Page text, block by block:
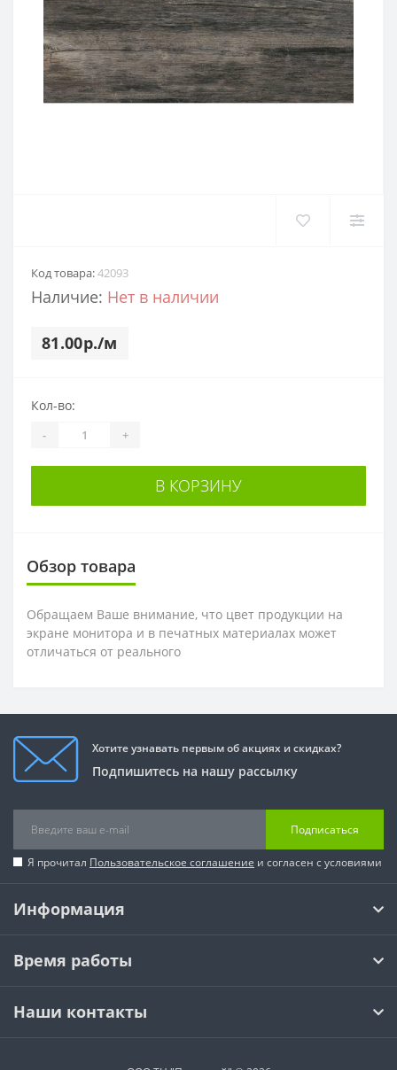
Код товара:42093
Наличие: Нет в наличии
81.00р./м
Кол-во:
- +
В КОРЗИНУ
Обзор товара
Обращаем Ваше внимание, что цвет продукции на
экране монитора и в печатных материалах может
отличаться от реального
Хотите узнавать первым об акциях и скидках?
Подпишитесь на нашу рассылку
Подписаться
Я прочитал Пользовательское соглашение и согласен с условиями
Информация
Время работы
Наши контакты